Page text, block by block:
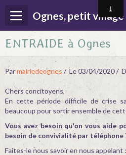
Ognes, petit village
Page d'accueil
Menu
Contact
Album
Agenda
Actualités
ENTRAIDE à Ognes
Parmairiedeognes Le 03/04/2020
Chers concitoyens,
En cette période difficile de crise
beaucoup pour sortir ensemble de
Vous avez besoin qu'on vous aide
besoin de convivialité par téléphone
Faites-le nous savoir en nous appelant :